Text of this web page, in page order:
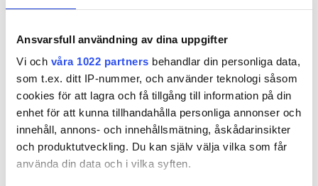
Ansvarsfull användning av dina uppgifter
Vi och våra 1022 partners behandlar din personliga data,
som t.ex. ditt IP-nummer, och använder teknologi såsom
cookies för att lagra och få tillgång till information på din
enhet för att kunna tillhandahålla personliga annonser och
innehåll, annons- och innehållsmätning, åskådarinsikter
och produktutveckling. Du kan själv välja vilka som får
använda din data och i vilka syften.
10BS/12AS Dirty
Titanium Mix
10B/12NA Sunkissed
Beige
Sandy Brown Balayage
7BN/10B
Expressfrakt möjlig
LÄGG I VARUKORGEN